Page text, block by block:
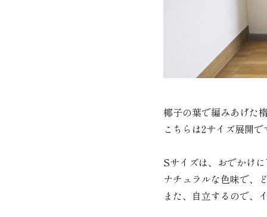
椰子の葉で編みあげた
こちらは2サイズ展開で
Sサイズは、おでかけ
ナチュラルな色味で、
また、自立するので、